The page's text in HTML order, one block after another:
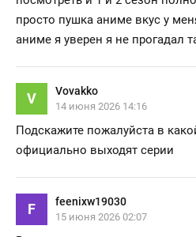
просто пушка аниме вкус у
аниме я уверен я не прогадал
V Vovakko
14 июня 2026 14:16
Подскажите пожалуйста в
официально выходят серии
F feenixw19030
15 июня 2026 02:07